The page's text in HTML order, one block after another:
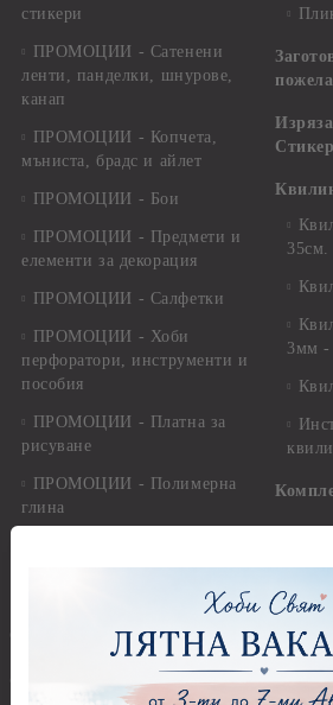
стикери
ПРОМОЦИИ - Сатенени
ленти, панделки, шнурове,
канап
ПРОМОЦИИ - Копчета,
мъниста, брадс и айлет
ПРОМОЦИИ - Бои
ПРОМОЦИИ - Предмети и
елементи за декорация
ПРОМОЦИИ - Салфетки
ПРОМОЦИИ - Хоби
перфоратори, инструменти и
пособия
ПРОМОЦИИ - Платна за
рисуване
ПРОМОЦИИ - Полимерна
глина
Висулки за Декорация и
OUTLET -50 % -60% -70%
@-->-- СВАТБА --<--@
35см.
3мм -
3D
и